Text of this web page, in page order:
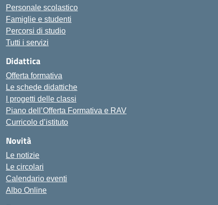
Personale scolastico
Famiglie e studenti
Percorsi di studio
Tutti i servizi
Didattica
Offerta formativa
Le schede didattiche
I progetti delle classi
Piano dell’Offerta Formativa e RAV
Curricolo d’istituto
Novità
Le notizie
Le circolari
Calendario eventi
Albo Online